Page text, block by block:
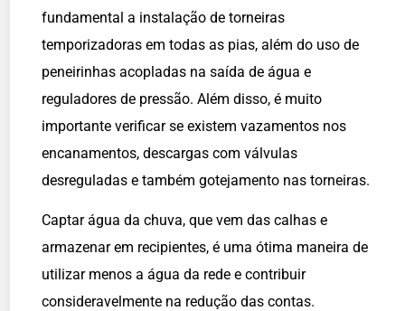
fundamental a instalação de torneiras
temporizadoras em todas as pias, além do uso de
peneirinhas acopladas na saída de água e
reguladores de pressão. Além disso, é muito
importante verificar se existem vazamentos nos
encanamentos, descargas com válvulas
desreguladas e também gotejamento nas torneiras.
Captar água da chuva, que vem das calhas e
armazenar em recipientes, é uma ótima maneira de
utilizar menos a água da rede e contribuir
consideravelmente na redução das contas.